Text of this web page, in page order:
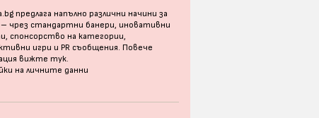
предлага напълно различни начини за
– чрез стандартни банери, иновативни
спонсорство на категории,
игри и PR съобщения. Повече
вижте тук.
на личните данни